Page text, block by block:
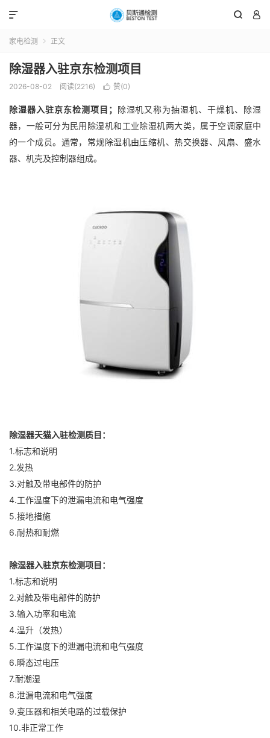
 

家电检测  正文
除湿器入驻京东检测项目
2026-08-02 阅读(2216)  赞(0)
除湿器入驻京东检测项目；
除湿机又称为抽湿机、干燥机、除湿
器，一般可分为民用除湿机和工业除湿机两大类，属于空调家庭中
的一个成员。通常，常规除湿机由压缩机、热交换器、风扇、盛水
器、机壳及控制器组成。
除湿器天猫入驻检测质目：
1.标志和说明
2.发热
3.对触及带电部件的防护
4.工作温度下的泄漏电流和电气强度
5.接地措施
6.耐热和耐燃
除湿器入驻京东检测项目：
1.标志和说明
2.对触及带电部件的防护
3.输入功率和电流
4.温升（发热）
5.工作温度下的泄漏电流和电气强度
6.瞬态过电压
7.耐潮湿
8.泄漏电流和电气强度
9.变压器和相关电路的过载保护
10.非正常工作